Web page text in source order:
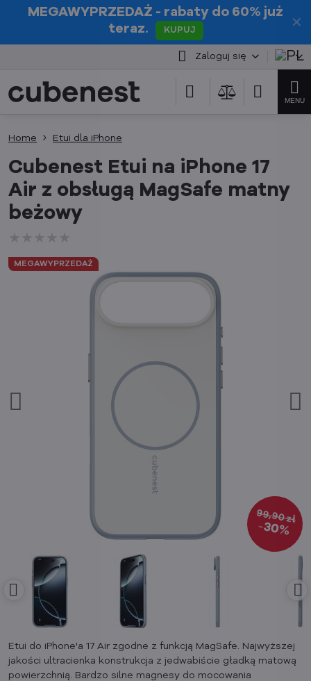
✕
MEGAWYPRZEDAŻ - rabaty do 60% już
teraz.
KUPUJ
Zaloguj się
MEGAWYPRZEDAŻ
99,90 zł
30%
Home Etui dla iPhone
Cubenest Etui na iPhone 17
Air z obsługą MagSafe matny
beżowy
Etui do iPhone'a 17 Air zgodne z funkcją MagSafe. Najwyższej
jakości ultracienka konstrukcja z jedwabiście gładką matową
powierzchnią. Bardzo silne magnesy do mocowania